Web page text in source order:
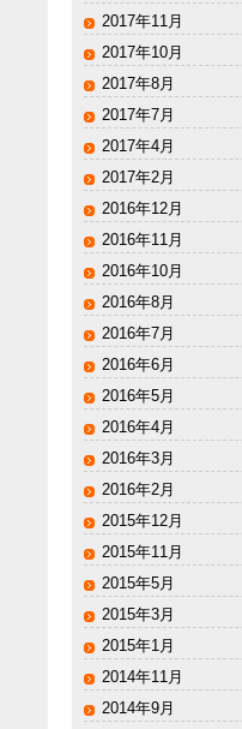
2017年11月
2017年10月
2017年8月
2017年7月
2017年4月
2017年2月
2016年12月
2016年11月
2016年10月
2016年8月
2016年7月
2016年6月
2016年5月
2016年4月
2016年3月
2016年2月
2015年12月
2015年11月
2015年5月
2015年3月
2015年1月
2014年11月
2014年9月